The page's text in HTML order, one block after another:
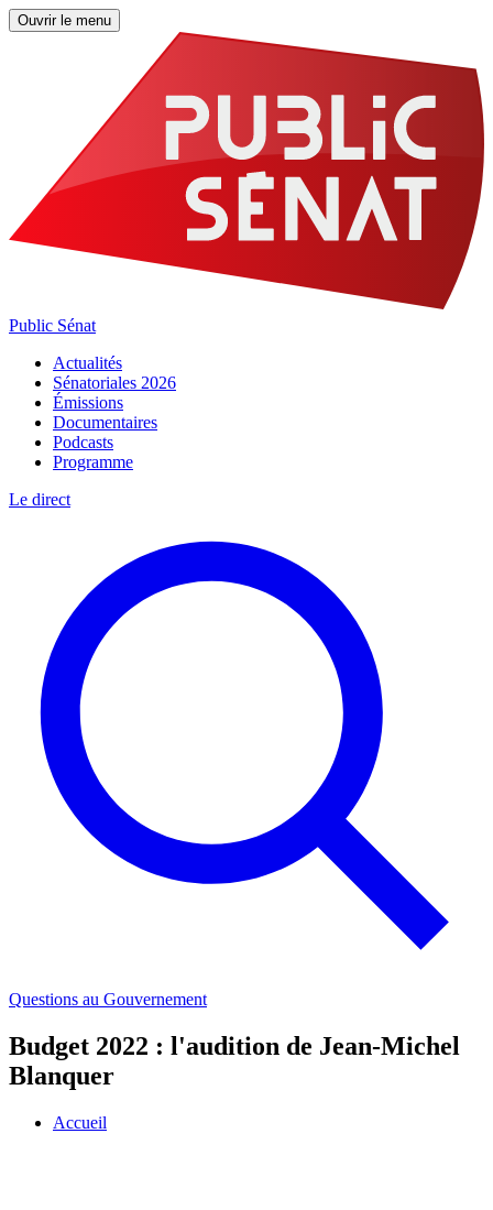
Ouvrir le menu
Public Sénat
Actualités
Sénatoriales 2026
Émissions
Documentaires
Podcasts
Programme
Le direct
Questions au Gouvernement
Budget 2022 : l'audition de Jean-Michel
Blanquer
Accueil